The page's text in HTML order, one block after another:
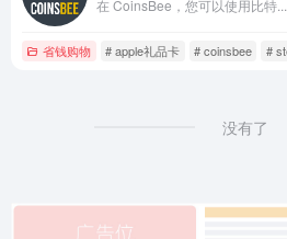
在 CoinsBee，您可以使用比特...
省钱购物 # apple礼品卡 # coinsbee #
没有了